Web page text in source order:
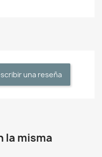
una reseña
la misma